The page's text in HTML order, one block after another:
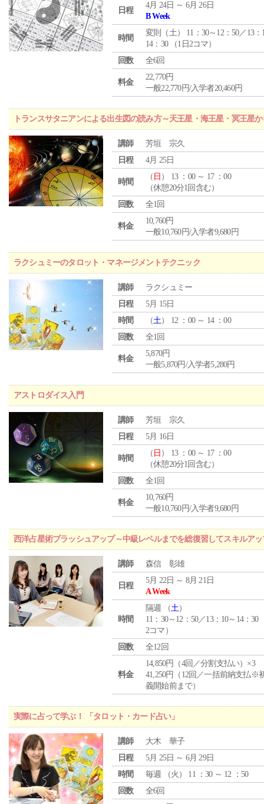
日程
4月 24日 ～ 6月 26日
B Week
時間
変則（土） 11：30～12：50／13：
14：30 （1日2コマ）
回数
全6回
料金
22,770円
一般22,770円/入学者20,460円
トランスサタニアンによる出生図の読み方～天王星・海王星・冥王星
講師
芳垣 宗久
日程
4月 25日
時間
（ 日 ） 13 ：00 ～ 17 ：00
（休憩20分1回含む）
回数
全1回
料金
10,760円
一般10,760円/入学者9,680円
ラクシュミーのタロット・マネージメントテクニック
講師
ラクシュミー
日程
5月 15日
時間
（土） 12 ：00 ～ 14 ：00
回数
全1回
料金
5,870円
一般5,870円/入学者5,280円
アストロダイス入門
講師
芳垣 宗久
日程
5月 16日
時間
（ 日 ） 13 ：00 ～ 17 ：00
（休憩20分1回含む）
回数
全1回
料金
10,760円
一般10,760円/入学者9,680円
西洋占星術ブラッシュアップ～中級レベルまでを総復習してスキルア
講師 森信 彰雄
日程
5月 22日 ～ 8月 21日
A Week
時間
隔週 （土）
11：30～12：50／13：10～14：30
2コマ）
回数
全12回
料金
14,850円（4回／分割支払い）×3
41,250円（12回／一括前納支払※
義開始前まで）
実際に占って学ぶ！ 「タロット・カード占い」
講師
大木 華子
日程
5月 25日 ～ 6月 29日
時間
毎週 （火 ） 11 ：30 ～ 12 ：50
回数
全6回